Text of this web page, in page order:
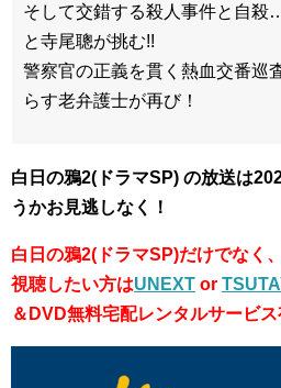
そして交錯する殺人事件と自殺
と寺尾聰が挑む!!
警察官の正義を貫く熱血交番巡
らす老弁護士が再び！
白日の鴉2(ドラマSP) の放送は
うかお見逃しなく！
白日の鴉2(ドラマSP)だけでなく
視聴したい方はUNEXT or
＆DVD無料宅配レンタルサービス